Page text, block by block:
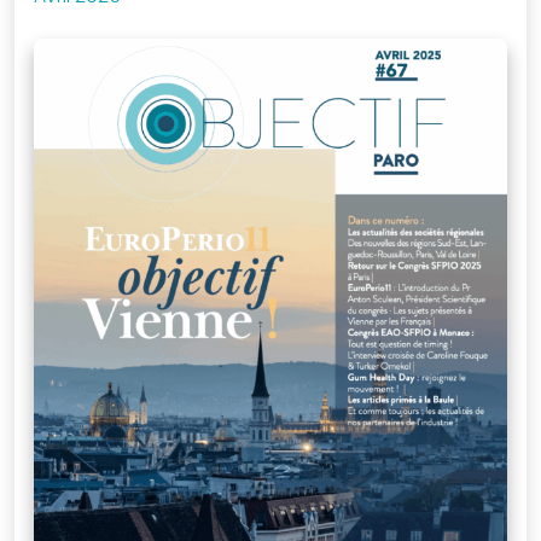
à mon compte
Mot de passe
Devenir
membre
de la SFPIO
Rejoignez-